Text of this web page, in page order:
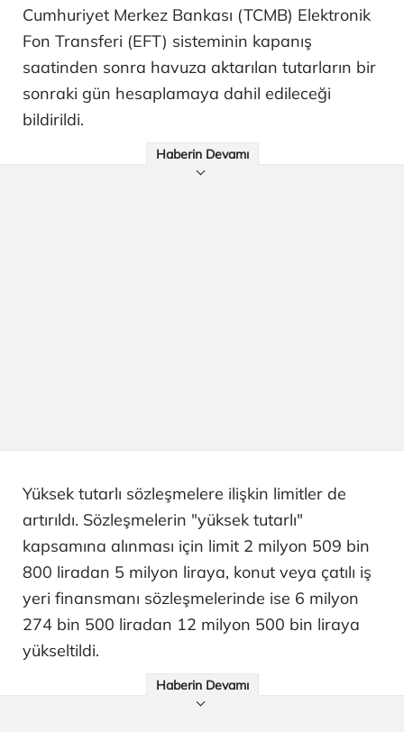
Cumhuriyet Merkez Bankası (TCMB) Elektronik
Fon Transferi (EFT) sisteminin kapanış
saatinden sonra havuza aktarılan tutarların bir
sonraki gün hesaplamaya dahil edileceği
bildirildi.
Haberin Devamı
Yüksek tutarlı sözleşmelere ilişkin limitler de
artırıldı. Sözleşmelerin "yüksek tutarlı"
kapsamına alınması için limit 2 milyon 509 bin
800 liradan 5 milyon liraya, konut veya çatılı iş
yeri finansmanı sözleşmelerinde ise 6 milyon
274 bin 500 liradan 12 milyon 500 bin liraya
yükseltildi.
Haberin Devamı